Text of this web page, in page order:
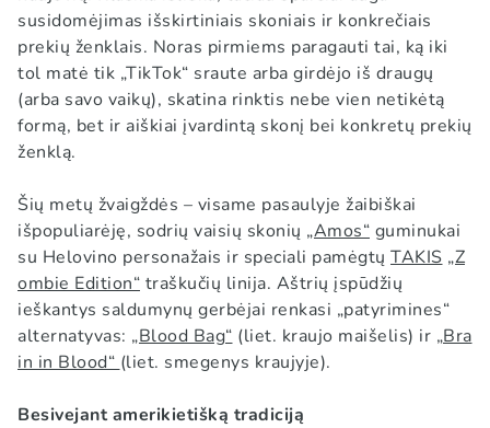
susidomėjimas išskirtiniais skoniais ir konkrečiais
prekių ženklais. Noras pirmiems paragauti tai, ką iki
tol matė tik „TikTok“ sraute arba girdėjo iš draugų
(arba savo vaikų), skatina rinktis nebe vien netikėtą
formą, bet ir aiškiai įvardintą skonį bei konkretų prekių
ženklą.
Šių metų žvaigždės – visame pasaulyje žaibiškai
išpopuliarėję, sodrių vaisių skonių „Amos“ guminukai
su Helovino personažais ir speciali pamėgtų TAKIS „Z
ombie Edition“ traškučių linija. Aštrių įspūdžių
ieškantys saldumynų gerbėjai renkasi „patyrimines“
alternatyvas: „Blood Bag“ (liet. kraujo maišelis) ir „Bra
in in Blood“ (liet. smegenys kraujyje).
Besivejant amerikietišką tradiciją